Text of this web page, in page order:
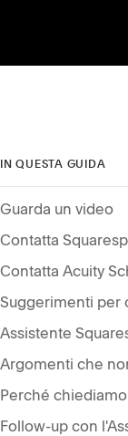
IN QUESTA GUIDA
Guarda un video
Contatta
Contatta Acuity
Suggerimenti per
Assistente
Perché
Follow-up con